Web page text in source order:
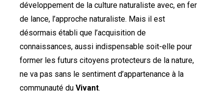
développement de la culture naturaliste avec, en fer
de lance, l’approche naturaliste. Mais il est
désormais établi que l’acquisition de
connaissances, aussi indispensable soit-elle pour
former les futurs citoyens protecteurs de la nature,
ne va pas sans le sentiment d’appartenance à la
communauté du Vivant.